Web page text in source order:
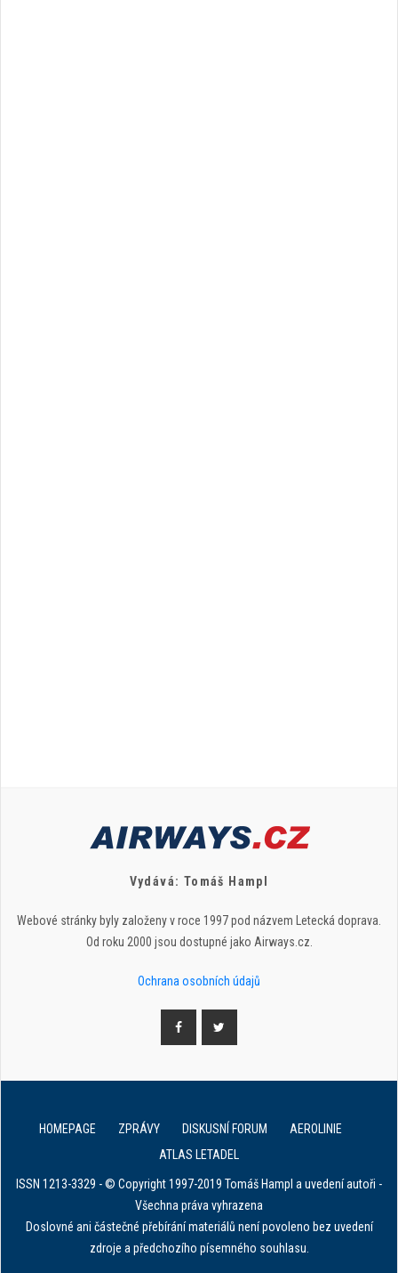
Vydává: Tomáš Hampl
Webové stránky byly založeny v roce 1997 pod názvem Letecká doprava.
Od roku 2000 jsou dostupné jako Airways.cz.
Ochrana osobních údajů
HOMEPAGE ZPRÁVY DISKUSNÍ FORUM
AEROLINIE
ATLAS LETADEL
ISSN 1213-3329 - © Copyright 1997-2019 Tomáš Hampl a uvedení autoři -
Všechna práva vyhrazena
Doslovné ani částečné přebírání materiálů není povoleno bez uvedení
zdroje a předchozího písemného souhlasu.